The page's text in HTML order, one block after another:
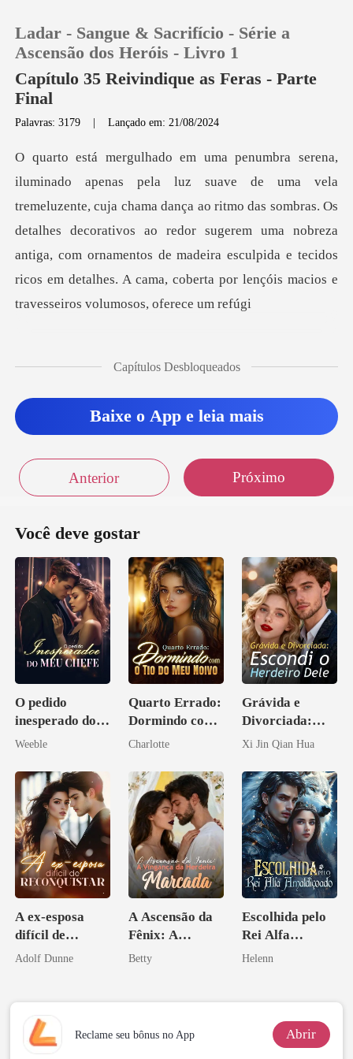
Loja
Histórico
Sair
Baixar App
Ladar - Sangue & Sacrifício - Série a
Ascensão dos Heróis - Livro 1
Capítulo 35 Reivindique as Feras - Parte
Final
Palavras: 3179 |Lançado em: 21/08/2024
a dança ao ritmo das sombras. Os
detalhes decorativos ao redor sugerem uma nobreza
antiga, com ornamentos de madeira
Capítulos Desbloqueados
Baixe o App e leia mais
Anterior Próximo
Você deve gostar
O pedido
inesperado do
meu chefe
Weeble
Quarto Errado:
Dormindo com
o Tio do Meu
Charlotte
Grávida e
Divorciada:
Escondi o
Xi Jin Qian Hua
A ex-esposa
difícil de
reconquistar
Adolf Dunne
A Ascensão da
Fênix: A
Vingança da
Betty
Escolhida pelo
Rei Alfa
Amaldiçoado
Helenn
Reclame seu bônus no App Abrir